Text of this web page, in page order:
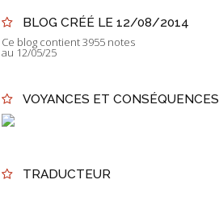
BLOG CRÉÉ LE 12/08/2014
Ce blog contient 3955 notes
au 12/05/25
VOYANCES ET CONSÉQUENCES
TRADUCTEUR